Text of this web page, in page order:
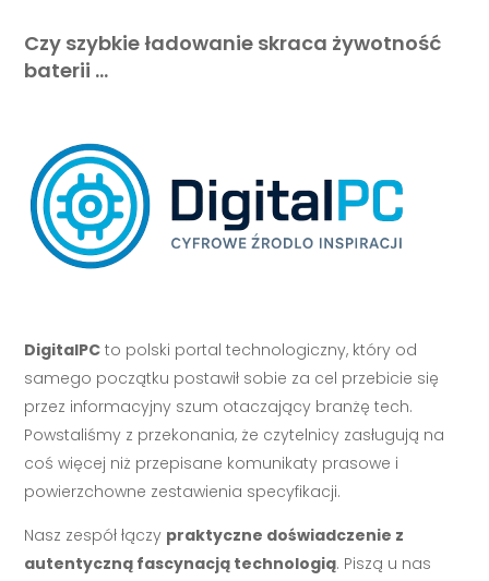
Czy szybkie ładowanie skraca żywotność
baterii …
DigitalPC to polski portal technologiczny, który od
samego początku postawił sobie za cel przebicie się
przez informacyjny szum otaczający branżę tech.
Powstaliśmy z przekonania, że czytelnicy zasługują na
coś więcej niż przepisane komunikaty prasowe i
powierzchowne zestawienia specyfikacji.
Nasz zespół łączy praktyczne doświadczenie z
autentyczną fascynacją technologią. Piszą u nas